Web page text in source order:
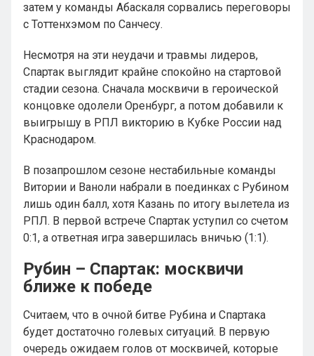
затем у команды Абаскаля сорвались переговоры
с Тоттенхэмом по Санчесу.
Несмотря на эти неудачи и травмы лидеров,
Спартак выглядит крайне спокойно на стартовой
стадии сезона. Сначала москвичи в героической
концовке одолели Оренбург, а потом добавили к
выигрышу в РПЛ викторию в Кубке России над
Краснодаром.
В позапрошлом сезоне нестабильные команды
Витории и Ваноли набрали в поединках с Рубином
лишь один балл, хотя Казань по итогу вылетела из
РПЛ. В первой встрече Спартак уступил со счетом
0:1, а ответная игра завершилась вничью (1:1).
Рубин – Спартак: москвичи
ближе к победе
Считаем, что в очной битве Рубина и Спартака
будет достаточно голевых ситуаций. В первую
очередь ожидаем голов от москвичей, которые